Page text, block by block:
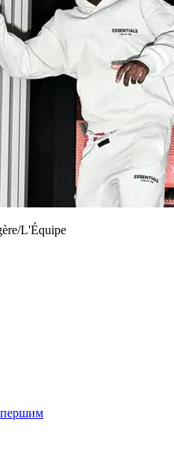
L'Équipe
першим